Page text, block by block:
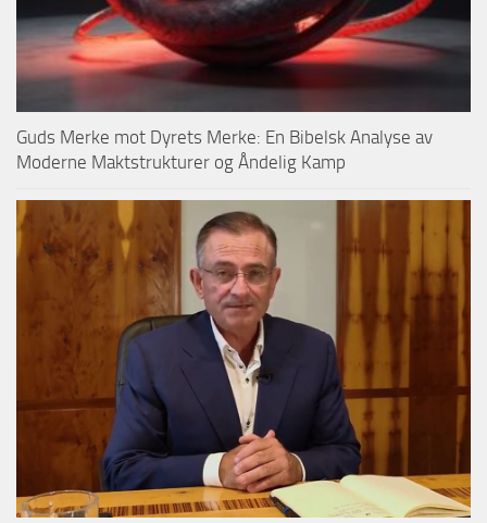
Guds Merke mot Dyrets Merke: En Bibelsk Analyse av
Moderne Maktstrukturer og Åndelig Kamp